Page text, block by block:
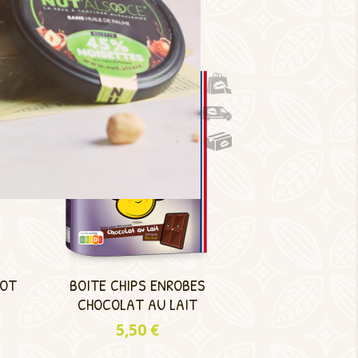
150g
Prix
6,00 €
BOITE CHIPS ENROBES
CHOCOLAT AU LAIT
Prix
5,50 €